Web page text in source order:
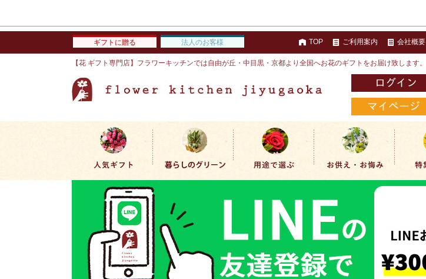
ギフトに贈る 法人のお客様 TOP ご利用案内 会社概要
【花 ギフト専門店】フラワーキッチンでは自由が丘・中目黒・京都より全国へお花のギフトをお届け致します。